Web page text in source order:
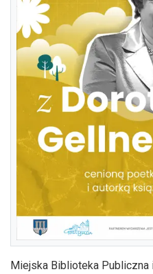
Miejska Biblioteka Publiczna